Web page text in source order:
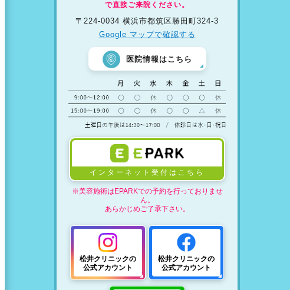
で直接ご来院ください。
〒224-0034 横浜市都筑区勝田町324-3
Google マップで確認する
医院情報はこちら
インターネット受付はこちら
※美容施術はEPARKでの予約を行っておりませ
ん。
あらかじめご了承下さい。
松井クリニックの
公式アカウント
松井クリニックの
公式アカウント